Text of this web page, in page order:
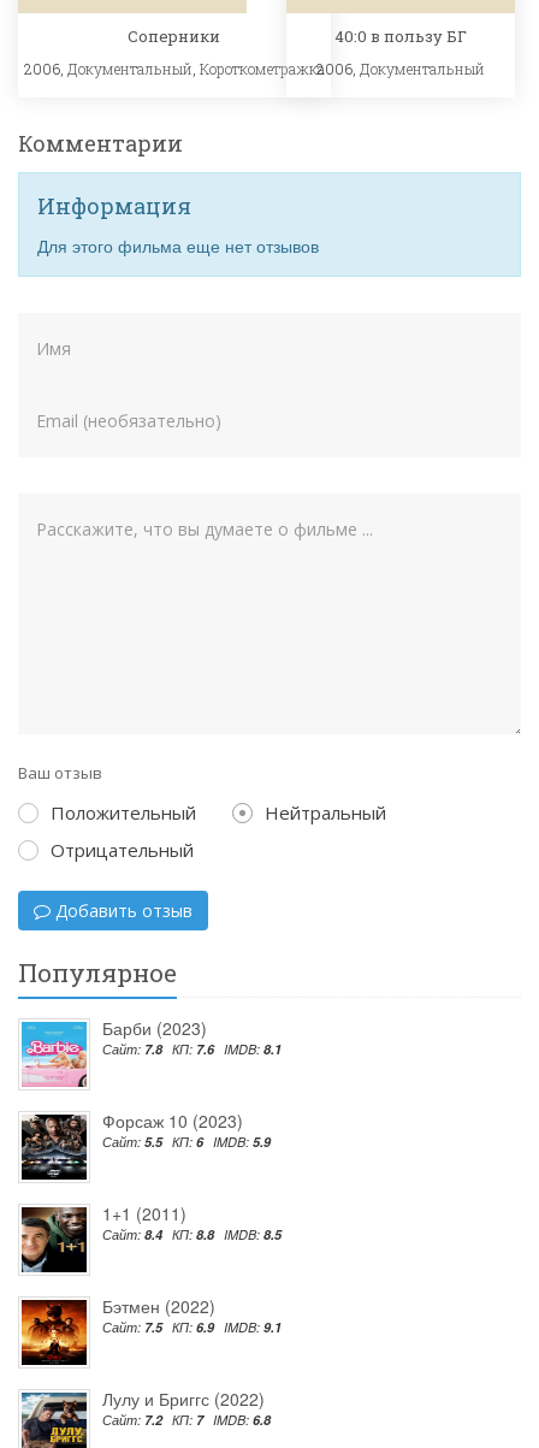
Соперники
2006, Документальный Короткометражка
40:0 в пользу БГ
2006, Документальный
Комментарии
Информация
Для этого фильма еще нет отзывов
Ваш отзыв
Положительный
Нейтральный
Отрицательный
Добавить отзыв
Популярное
Барби (2023)
Сайт: 7.8 КП: 7.6 IMDB: 8.1
Форсаж 10 (2023)
Сайт: 5.5 КП: 6 IMDB: 5.9
1+1 (2011)
Сайт: 8.4 КП: 8.8 IMDB: 8.5
Бэтмен (2022)
Сайт: 7.5 КП: 6.9 IMDB: 9.1
Лулу и Бриггс (2022)
Сайт: 7.2 КП: 7 IMDB: 6.8